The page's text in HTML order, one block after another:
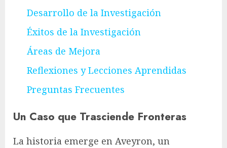
Desarrollo de la Investigación
Éxitos de la Investigación
Áreas de Mejora
Reflexiones y Lecciones Aprendidas
Preguntas Frecuentes
Un Caso que Trasciende Fronteras
La historia emerge en Aveyron, un